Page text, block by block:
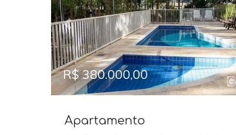
Previous
R$ 380.000,00
Apartamento